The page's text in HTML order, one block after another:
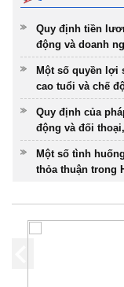
Quy định tiền
động và doanh
Một số quyền lợi
cao tuổi và chế
Quy định của
động và đối
Một số tình
thỏa thuận trong